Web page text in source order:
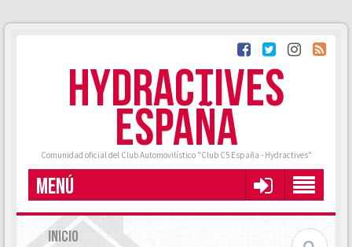
HYDRACTIVES
ESPAÑA
Comunidad oficial del Club Automovilístico "Club C5 España - Hydractives"
MENÚ
INICIO